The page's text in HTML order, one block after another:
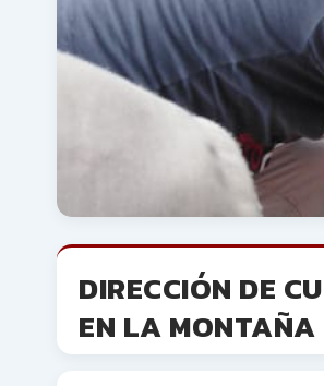
DIRECCIÓN DE
EN LA